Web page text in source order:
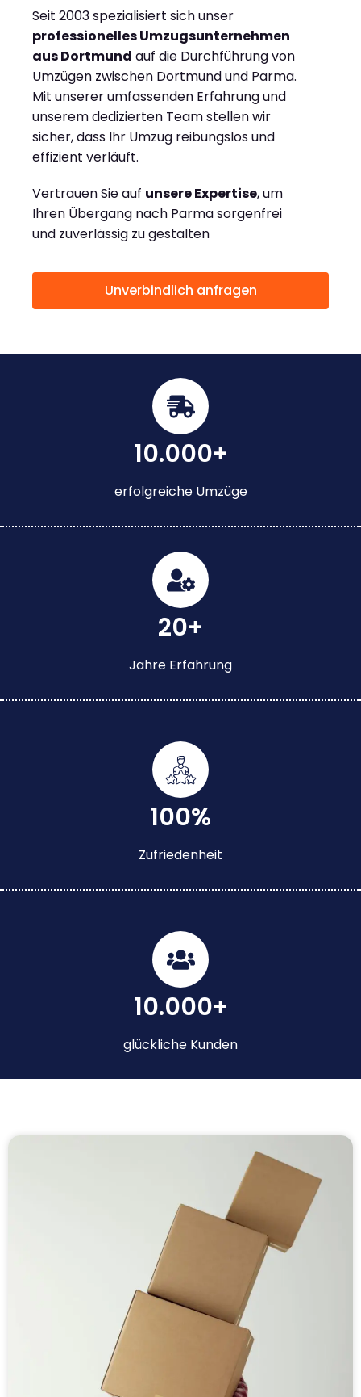
Seit 2003 spezialisiert sich unser
professionelles Umzugsunternehmen
aus Dortmund auf die Durchführung von
Umzügen zwischen Dortmund und Parma.
Mit unserer umfassenden Erfahrung und
unserem dedizierten Team stellen wir
sicher, dass Ihr Umzug reibungslos und
effizient verläuft.
Vertrauen Sie auf unsere Expertise, um
Ihren Übergang nach Parma sorgenfrei
und zuverlässig zu gestalten
Unverbindlich anfragen
10.000+
erfolgreiche Umzüge
20+
Jahre Erfahrung
100%
Zufriedenheit
10.000+
glückliche Kunden